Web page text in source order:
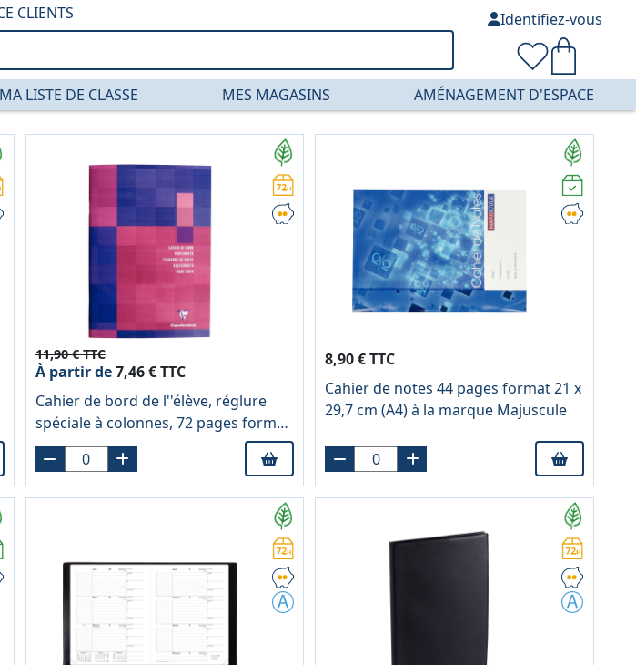
CLIENTS
MA LISTE DE CLASSE MES MAGASINS AMÉNAGEMENT D'ESPACE
Identifiez-vous
11,90 € TTC
À partir de7,46 € TTC
Cahier de bord de l''élève, réglure
spéciale à colonnes, 72 pages format
21x29,7 cm
8,90 € TTC
Cahier de notes 44 pages format 21 x
29,7 cm (A4) à la marque Majuscule